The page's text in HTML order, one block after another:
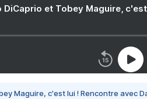
DiCaprio et Tobey Maguire,
Maguire, c'est lui ! Rencontre avec